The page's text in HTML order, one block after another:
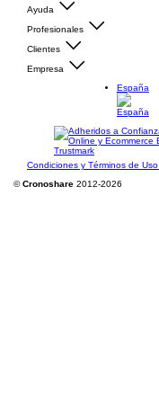
Ayuda
Profesionales
Clientes
Empresa
España
Condiciones y Términos de Uso
©Cronoshare 2012-2026